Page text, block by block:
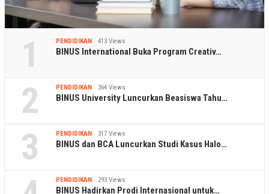
1 PENDIDIKAN 413 Views
BINUS International Buka Program Creativ…
2 PENDIDIKAN 364 Views
BINUS University Luncurkan Beasiswa Tahu…
3 PENDIDIKAN 317 Views
BINUS dan BCA Luncurkan Studi Kasus Halo…
PENDIDIKAN 293 Views
BINUS Hadirkan Prodi Internasional untuk…